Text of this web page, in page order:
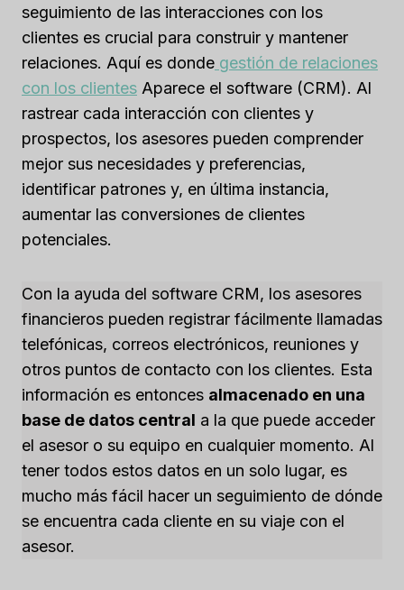
seguimiento de las interacciones con los
clientes es crucial para construir y mantener
relaciones. Aquí es donde gestión de relaciones
con los clientes Aparece el software (CRM). Al
rastrear cada interacción con clientes y
prospectos, los asesores pueden comprender
mejor sus necesidades y preferencias,
identificar patrones y, en última instancia,
aumentar las conversiones de clientes
potenciales.
Con la ayuda del software CRM, los asesores
financieros pueden registrar fácilmente llamadas
telefónicas, correos electrónicos, reuniones y
otros puntos de contacto con los clientes. Esta
información es entonces almacenado en una
base de datos central a la que puede acceder
el asesor o su equipo en cualquier momento. Al
tener todos estos datos en un solo lugar, es
mucho más fácil hacer un seguimiento de dónde
se encuentra cada cliente en su viaje con el
asesor.